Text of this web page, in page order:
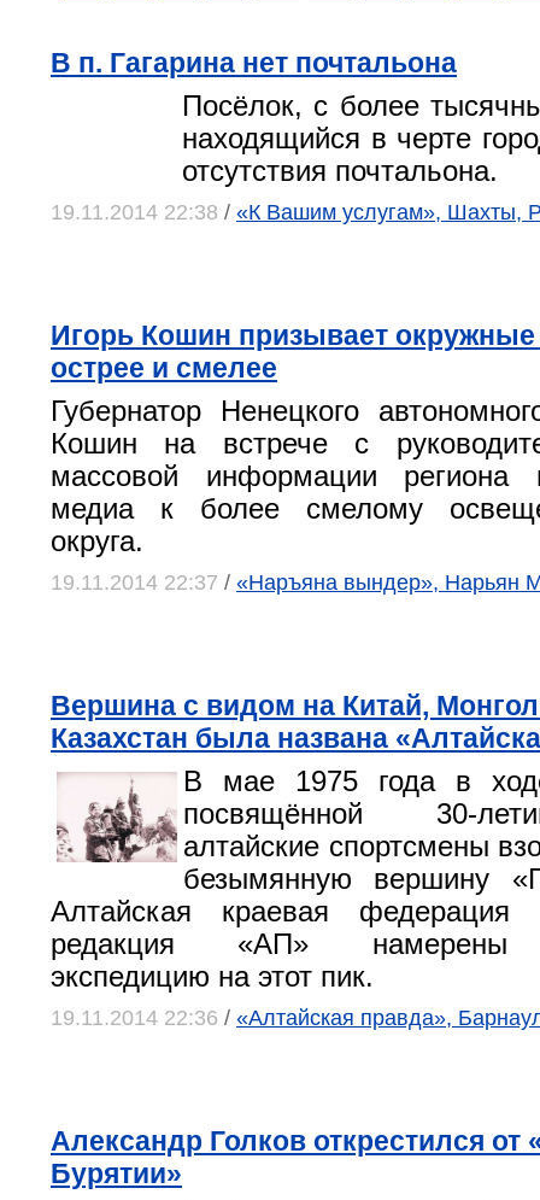
В п. Гагарина нет почтальона
Посёлок, с более
находящийся в черте
отсутствия почтальона.
19.11.2014 22:38 / «К Вашим услугам», Шахты,
Игорь Кошин призывает
острее и смелее
Губернатор Ненецкого
Кошин на встрече с
массовой информации региона
медиа к более смелому
округа.
19.11.2014 22:37 / «Наръяна вындер», Нарьян
Вершина с видом на Китай,
Казахстан была названа
В мае 1975 года в
посвящённой 30-
алтайские спортсмены
безымянную вершину
Алтайская краевая федерация
редакция «АП» намерены
экспедицию на этот пик.
19.11.2014 22:36 / «Алтайская правда»,
Александр Голков открестился
Бурятии»